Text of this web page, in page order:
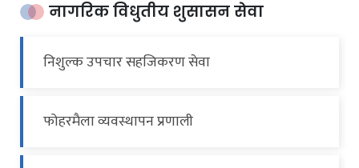
नागरिक विधुतीय शुसासन सेवा
निशुल्क उपचार सहजिकरण सेवा
फोहरमैला व्यवस्थापन प्रणाली